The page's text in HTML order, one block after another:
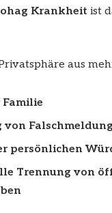
Krankheit ist
aus
Familie
von
persönlichen
Trennung von